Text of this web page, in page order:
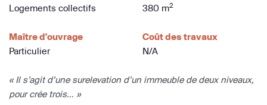
Logements collectifs
380 m2
Maître d'ouvrage
Particulier
Coût des travaux
N/A
« Il s’agit d’une surelevation d’un immeuble de deux niveaux,
pour crée trois... »